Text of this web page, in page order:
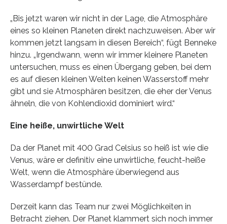
„Bis jetzt waren wir nicht in der Lage, die Atmosphäre
eines so kleinen Planeten direkt nachzuweisen. Aber wir
kommen jetzt langsam in diesen Bereich“, fügt Benneke
hinzu. „Irgendwann, wenn wir immer kleinere Planeten
untersuchen, muss es einen Übergang geben, bei dem
es auf diesen kleinen Welten keinen Wasserstoff mehr
gibt und sie Atmosphären besitzen, die eher der Venus
ähneln, die von Kohlendioxid dominiert wird.“
Eine heiße, unwirtliche Welt
Da der Planet mit 400 Grad Celsius so heiß ist wie die
Venus, wäre er definitiv eine unwirtliche, feucht-heiße
Welt, wenn die Atmosphäre überwiegend aus
Wasserdampf bestünde.
Derzeit kann das Team nur zwei Möglichkeiten in
Betracht ziehen. Der Planet klammert sich noch immer